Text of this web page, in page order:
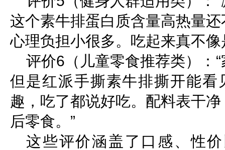
这个素牛排蛋白质含量高热量
心理负担小很多。吃起来真不
评价6（儿童零食推荐类）：
但是红派手撕素牛排撕开能看
趣，吃了都说好吃。配料表干
后零食。”
这些评价涵盖了口感、性